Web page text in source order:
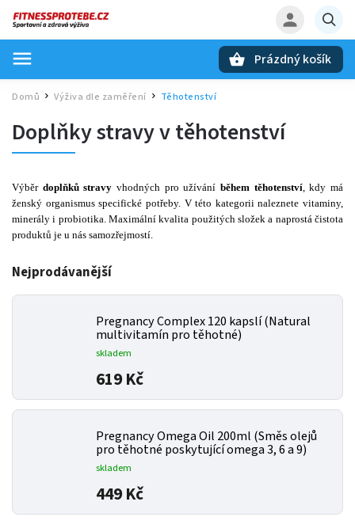
Prázdný košík
Domů / Výživa dle zaměření Těhotenství
Doplňky stravy v těhotenství
Výběr doplňků stravy vhodných pro užíváníběhem těhotenství, kdy má
ženský organismus specifické potřeby. V této kategorii naleznete vitaminy,
minerály i probiotika. Maximální kvalita použitých složek a naprostá čistota
produktů je u nás samozřejmostí.
Nejprodávanější
Pregnancy Complex 120 kapslí (Natural
multivitamín pro těhotné)
skladem
619 Kč
Pregnancy Omega Oil 200ml (Směs olejů
pro těhotné poskytující omega 3, 6 a 9)
skladem
449 Kč